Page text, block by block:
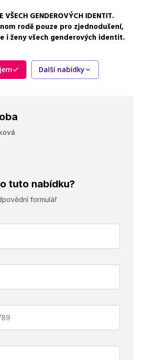
VŠECH GENDEROVÝCH IDENTIT.
rodě pouze pro zjednodušení,
i ženy všech genderových identit.
Další nabídky
tuto nabídku?
formulář